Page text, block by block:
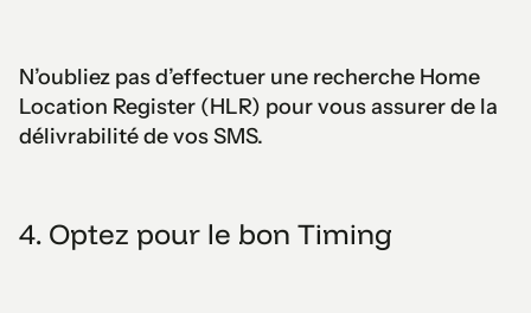
N’oubliez pas d’effectuer une recherche Home
Location Register (HLR) pour vous assurer de la
délivrabilité de vos SMS.
4. Optez pour le bon Timing